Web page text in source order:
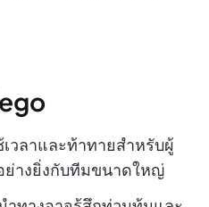
เวลาและท้าทายสำหรับผู้
ย่างยิ่งกับทีมขนาดใหญ่